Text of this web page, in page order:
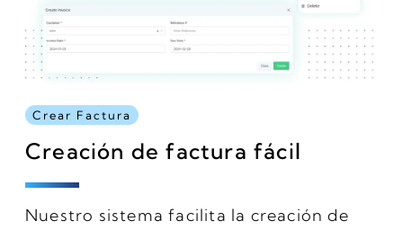
Crear Factura
Creación de factura fácil
Nuestro sistema facilita la creación de